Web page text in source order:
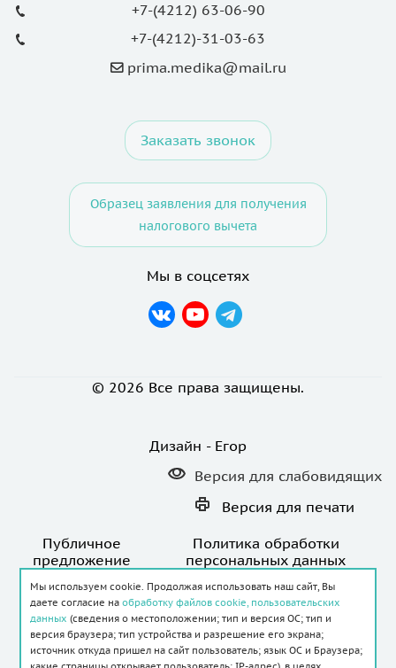
+7-(4212) 63-06-90
+7-(4212)-31-03-63
prima.medika@mail.ru
Заказать звонок
Образец заявления для получения
налогового вычета
Мы в соцсетях
© 2026 Все права защищены.
Дизайн - Егор
Версия для слабовидящих
Версия для печати
Публичное
предложение
Политика обработки
персональных данных
Мы используем cookie. Продолжая использовать наш сайт, Вы
даете согласие наобработку файлов cookie, пользовательских
данных (сведения о местоположении; тип и версия ОС; тип и
версия браузера; тип устройства и разрешение его экрана;
источник откуда пришел на сайт пользователь; язык ОС и Браузера;